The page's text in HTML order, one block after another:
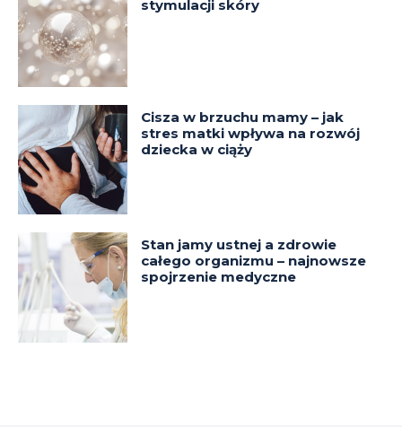
stymulacji skóry
Cisza w brzuchu mamy – jak
stres matki wpływa na rozwój
dziecka w ciąży
Stan jamy ustnej a zdrowie
całego organizmu – najnowsze
spojrzenie medyczne